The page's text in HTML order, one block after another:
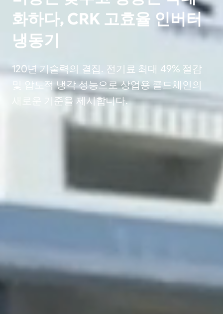
화하다, CRK 고효율 인버터
냉동기
120년 기술력의 결집. 전기료 최대 49% 절감
및 압도적 냉각 성능으로 상업용 콜드체인의
새로운 기준을 제시합니다.